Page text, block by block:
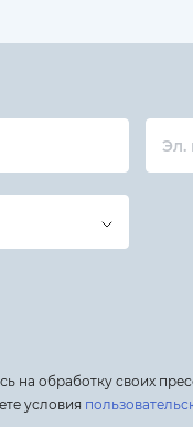
Эл.
на обработку своих
условия